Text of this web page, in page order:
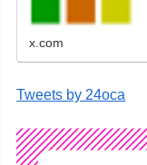
x.com
Tweets by 24oca